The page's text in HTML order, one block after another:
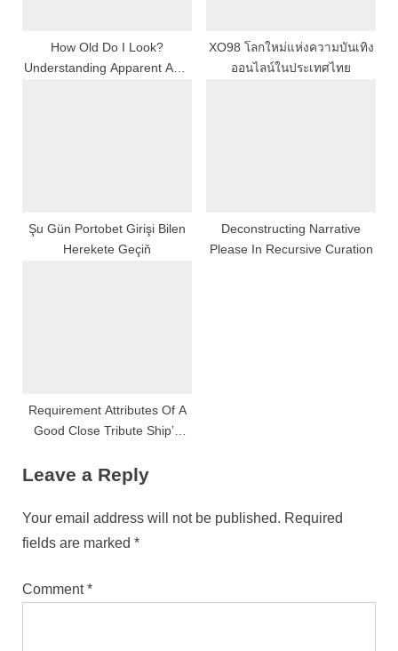
How Old Do I Look?
Understanding Apparent Age,
XO98 โลกใหม่แห่งความบันเทิง
ออนไลน์ในประเทศไทย
Şu Gün Portobet Girişi Bilen
Herekete Geçiň
Deconstructing Narrative
Please In Recursive Curation
Requirement Attributes Of A
Good Close Tribute Ship’s
Leave a Reply
Your email address will not be published. Required
fields are marked *
Comment*